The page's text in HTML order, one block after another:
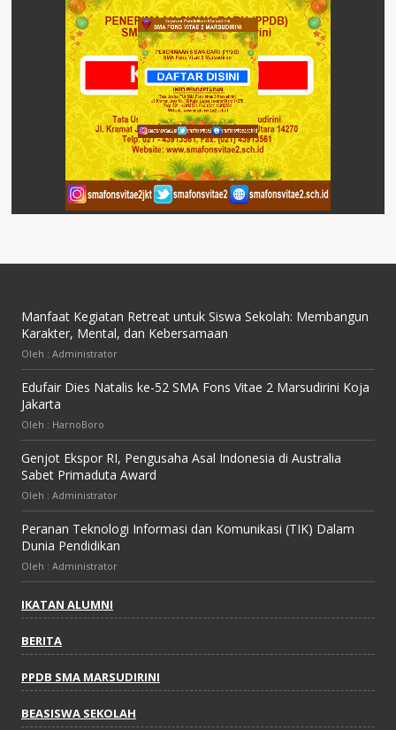
Manfaat Kegiatan Retreat untuk Siswa Sekolah: Membangun
Karakter, Mental, dan Kebersamaan
Oleh : Administrator
Edufair Dies Natalis ke-52 SMA Fons Vitae 2 Marsudirini Koja
Jakarta
Oleh : HarnoBoro
Genjot Ekspor RI, Pengusaha Asal Indonesia di Australia
Sabet Primaduta Award
Oleh : Administrator
Peranan Teknologi Informasi dan Komunikasi (TIK) Dalam
Dunia Pendidikan
Oleh : Administrator
IKATAN ALUMNI
BERITA
PPDB SMA MARSUDIRINI
BEASISWA SEKOLAH